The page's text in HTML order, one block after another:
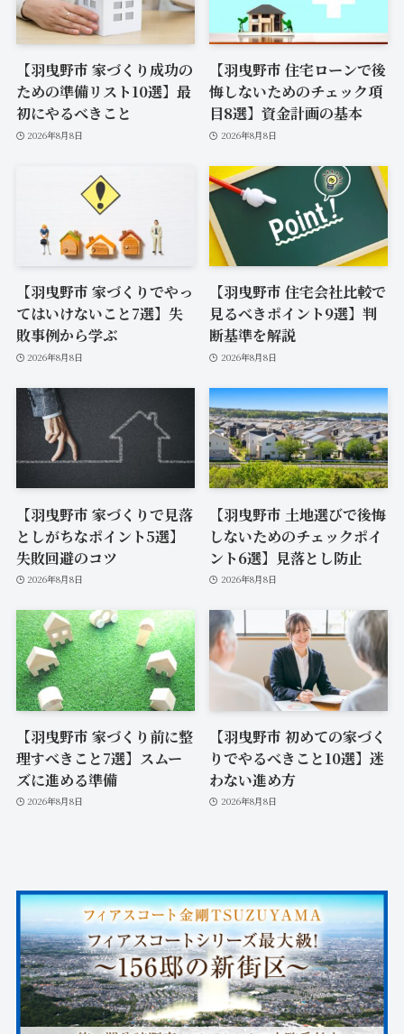
【羽曳野市 家づくり成功の
ための準備リスト10選】最
初にやるべきこと
2026年8月8日
【羽曳野市 住宅ローンで後
悔しないためのチェック項
目8選】資金計画の基本
2026年8月8日
【羽曳野市 家づくりでやっ
てはいけないこと7選】失
敗事例から学ぶ
2026年8月8日
【羽曳野市 住宅会社比較で
見るべきポイント9選】判
断基準を解説
2026年8月8日
【羽曳野市 家づくりで見落
としがちなポイント5選】
失敗回避のコツ
2026年8月8日
【羽曳野市 土地選びで後悔
しないためのチェックポイ
ント6選】見落とし防止
2026年8月8日
【羽曳野市 家づくり前に整
理すべきこと7選】スムー
ズに進める準備
2026年8月8日
【羽曳野市 初めての家づく
りでやるべきこと10選】迷
わない進め方
2026年8月8日